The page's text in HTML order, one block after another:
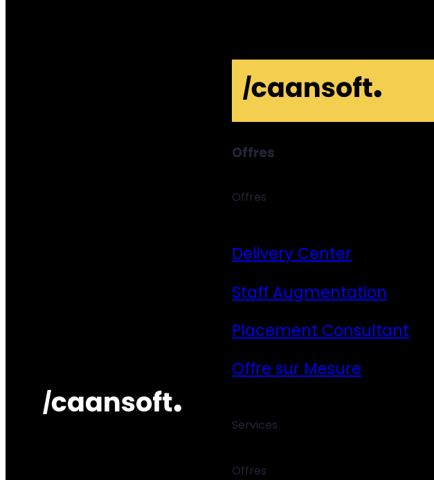
Offres
Offres
Delivery Center
Staff Augmentation
Placement Consultant
Offre sur Mesure
Services
Offres